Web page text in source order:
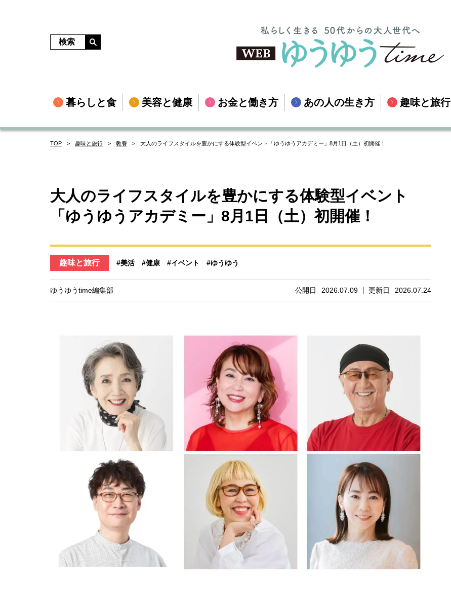
暮らしと食 美容と健康 お金と働き方 あの人の生き方 趣味と旅行
TOP 趣味と旅行 教養 大人のライフスタイルを豊かにする体験型イベント「ゆうゆうアカデミー」8月1日（土）初開催！
大人のライフスタイルを豊かにする体験型イベント
「ゆうゆうアカデミー」8月1日（土）初開催！
趣味と旅行 #美活 #健康 #イベント #ゆうゆう
公開日 2026.07.09 更新日 2026.07.24
ゆうゆうtime編集部